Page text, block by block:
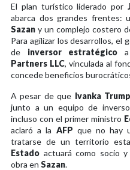
El plan turístico liderado por
abarca dos grandes frentes:
Sazan y un complejo costero
Para agilizar los desarrollos,
de inversor estratégico
Partners LLC, vinculada al
concede beneficios
A pesar de que Ivanka Trump
junto a un equipo de
incluso con el primer ministro
aclaró a la AFP que no hay
tratarse de un territorio
Estado actuará como socio
obra en Sazan.